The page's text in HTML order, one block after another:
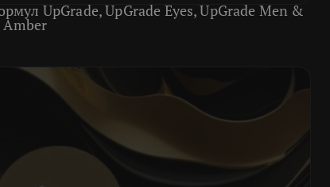
UpGrade, UpGrade Eyes, UpGrade Men &
Amber